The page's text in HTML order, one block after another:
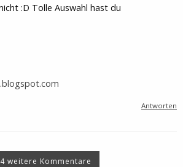
:D Tolle Auswahl hast du
Antworten
4 weitere Kommentare